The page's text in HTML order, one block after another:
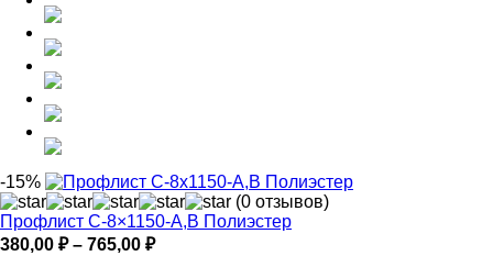
-15%
(0 отзывов)
Профлист С-8×1150-A,B Полиэстер
380,00 ₽ – 765,00 ₽Диапазон